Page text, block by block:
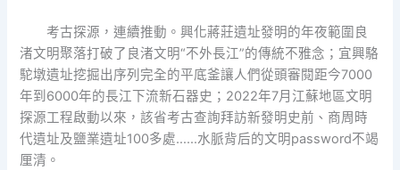
考古探源，連續推動。興化蔣莊遺址發明的年夜範圍良
渚文明聚落打破了良渚文明“不外長江”的傳統不雅念；宜興駱
駝墩遺址挖掘出序列完全的平底釜讓人們從頭審閱距今7000
年到6000年的長江下流新石器史；2022年7月江蘇地區文明
探源工程啟動以來，該省考古查詢拜訪新發明史前、商周時
代遺址及鹽業遺址100多處……水脈背后的文明password不竭
厘清。